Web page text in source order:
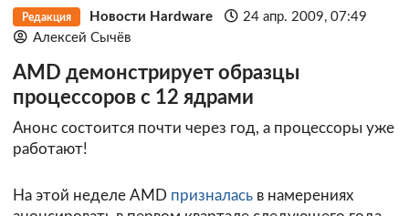
Редакция Новости Hardware
24 апр. 2009, 07:49
Алексей Сычёв
AMD демонстрирует образцы
процессоров с 12 ядрами
Анонс состоится почти через год, а процессоры уже
работают!
На этой неделе AMD призналась в намерениях